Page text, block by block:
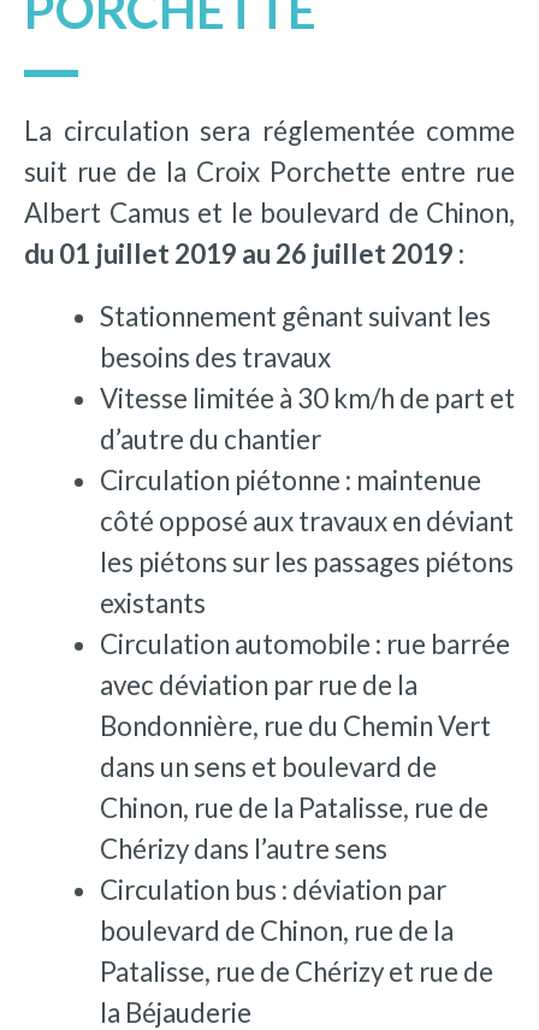
La circulation sera réglementée comme
suit rue de la Croix Porchette entre rue
Albert Camus et le boulevard de Chinon,
du 01 juillet 2019 au 26 juillet 2019 :
Stationnement gênant suivant les
besoins des travaux
Vitesse limitée à 30 km/h de part et
d’autre du chantier
Circulation piétonne : maintenue
côté opposé aux travaux en déviant
les piétons sur les passages piétons
existants
Circulation automobile : rue barrée
avec déviation par rue de la
Bondonnière, rue du Chemin Vert
dans un sens et boulevard de
Chinon, rue de la Patalisse, rue de
Chérizy dans l’autre sens
Circulation bus : déviation par
boulevard de Chinon, rue de la
Patalisse, rue de Chérizy et rue de
la Béjauderie